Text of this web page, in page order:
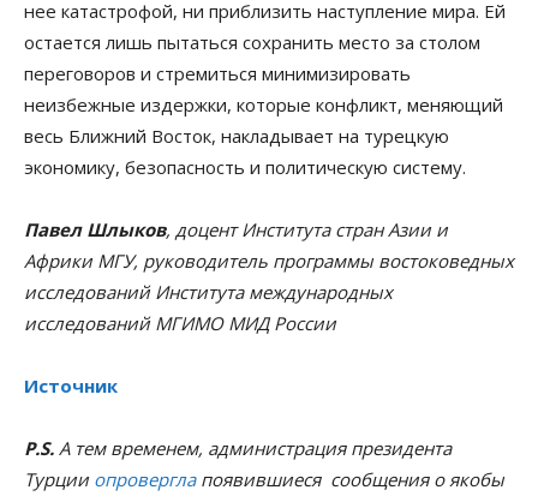
нее катастрофой, ни приблизить наступление мира. Ей
остается лишь пытаться сохранить место за столом
переговоров и стремиться минимизировать
неизбежные издержки, которые конфликт, меняющий
весь Ближний Восток, накладывает на турецкую
экономику, безопасность и политическую систему.
Павел Шлыков, доцент Института стран Азии и
Африки МГУ, руководитель программы востоковедных
исследований Института международных
исследований МГИМО МИД России
Источник
P.S. А тем временем, администрация президента
Турции опроверглапоявившиеся сообщения о якобы